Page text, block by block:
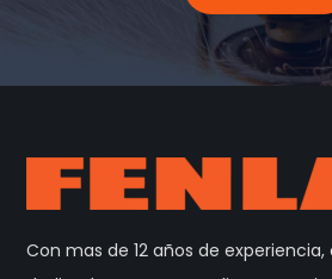
Con mas de 12 años de experiencia,